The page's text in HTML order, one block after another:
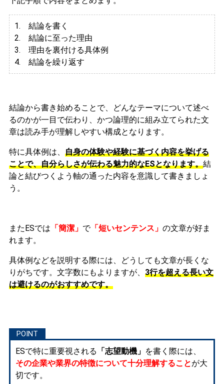
1. 結論を書く
2. 結論に至った理由
3. 理由を裏付ける具体例
4. 結論を繰り返す
結論から書き始めることで、どんなテーマについて述べ
るのかが一目で伝わり、かつ論理的に組み立てられた文
章は読み手が理解しやすい構成となります。
特に具体例は、 自身の体験や経験に基づく内容を挙げる
ことで、自分らしさが伝わる魅力的なESとなります。結
論と結びつくよう軸の通った内容を意識して書きましょ
う。
またESでは 「簡潔」 で「短いセンテンス」 の文章が好ま
れます。
具体例などを説明する際には、どうしても文章が長くな
りがちです。文字数にもよりますが、 3行を超える長い文
は避けるのがおすすめです。
ESで特に重要視される 「志望動機」 を書く際には、
その企業や業界の特徴について十分理解することが大
切です。